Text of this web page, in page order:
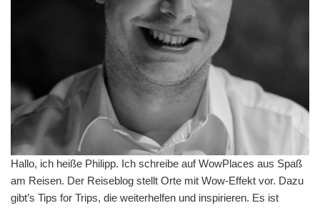
Hallo, ich heiße Philipp. Ich schreibe auf WowPlaces aus Spaß
am Reisen. Der Reiseblog stellt Orte mit Wow-Effekt vor. Dazu
gibt’s Tips for Trips, die weiterhelfen und inspirieren. Es ist